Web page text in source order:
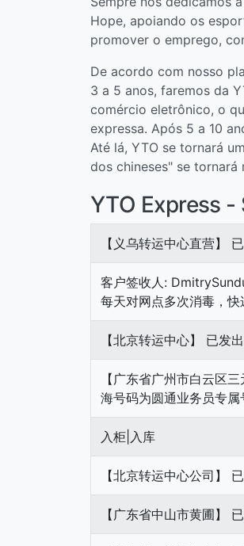
Hope, apoiando os
promover o emprego,
De acordo com nosso
3 a 5 anos, faremos da
comércio eletrônico, o
expressa. Após 5 a 10
Até lá, YTO se tornará
dos chineses" se tornará
YTO Express
【义乌转运中心直营】
客户签收人:
每天对网点多次消毒，
【北京转运中心】 已发出
【广东省广州市白云区
海号码为圆通业务员专属
入柜|入库
【北京转运中心公司】
【广东省中山市黄圃】